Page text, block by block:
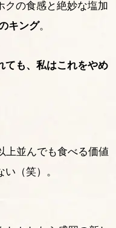
クの食感と絶妙な塩加
キング。
ても、私はこれをやめ
上並んでも食べる価値
（笑）。